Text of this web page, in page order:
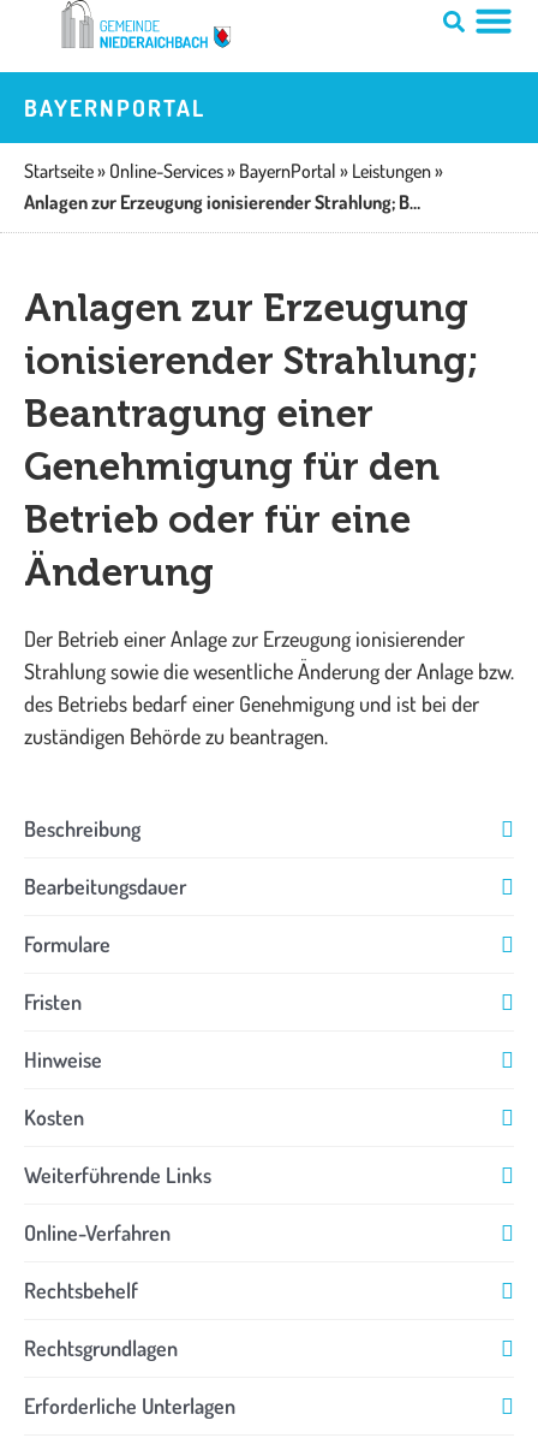
springen
BAYERNPORTAL
Startseite» Online-Services» BayernPortal » Leistungen»
Anlagen zur Erzeugung ionisierender Strahlung; Beantragung einer Genehmigung für den Betrieb oder für eine Änderung
Anlagen zur Erzeugung
ionisierender Strahlung;
Beantragung einer
Genehmigung für den
Betrieb oder für eine
Änderung
Der Betrieb einer Anlage zur Erzeugung ionisierender
Strahlung sowie die wesentliche Änderung der Anlage bzw.
des Betriebs bedarf einer Genehmigung und ist bei der
zuständigen Behörde zu beantragen.
Beschreibung
Bearbeitungsdauer
Formulare
Fristen
Hinweise
Kosten
Weiterführende Links
Online-Verfahren
Rechtsbehelf
Rechtsgrundlagen
Erforderliche Unterlagen